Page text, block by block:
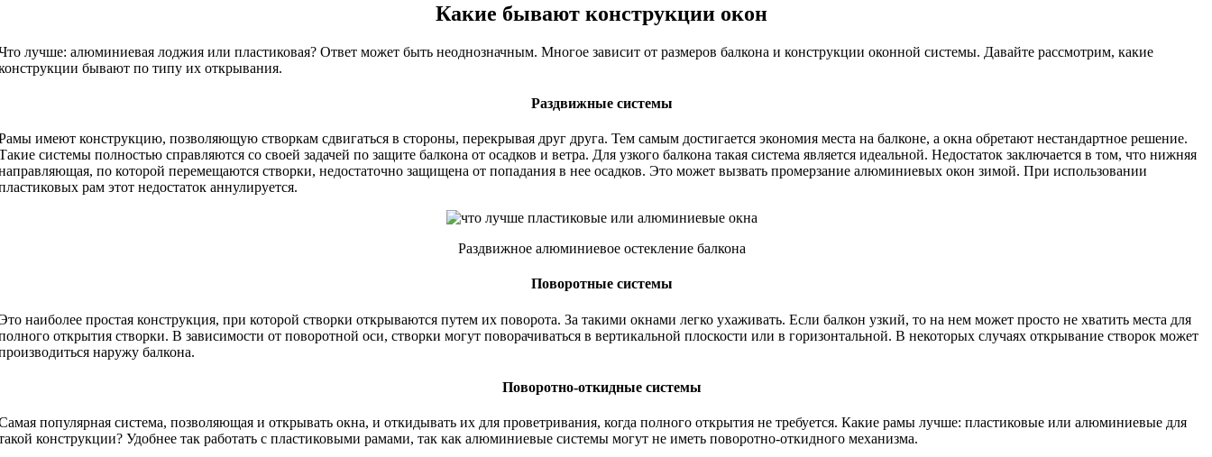
Какие бывают конструкции окон
лучше: алюминиевая лоджия или пластиковая? Ответ может быть неоднозначным. Многое зависит от размеров балкона и конструкции оконной системы. Давайте рассмотрим, какие
бывают по типу их открывания.
Раздвижные системы
имеют конструкцию, позволяющую створкам сдвигаться в стороны, перекрывая друг друга. Тем самым достигается экономия места на балконе, а окна обретают нестандартное решение.
системы полностью справляются со своей задачей по защите балкона от осадков и ветра. Для узкого балкона такая система является идеальной. Недостаток заключается в том, что нижняя
по которой перемещаются створки, недостаточно защищена от попадания в нее осадков. Это может вызвать промерзание алюминиевых окон зимой. При использовании
рам этот недостаток аннулируется.
Раздвижное алюминиевое остекление балкона
Поворотные системы
наиболее простая конструкция, при которой створки открываются путем их поворота. За такими окнами легко ухаживать. Если балкон узкий, то на нем может просто не хватить места для
открытия створки. В зависимости от поворотной оси, створки могут поворачиваться в вертикальной плоскости или в горизонтальной. В некоторых случаях открывание створок может
наружу балкона.
Поворотно-откидные системы
популярная система, позволяющая и открывать окна, и откидывать их для проветривания, когда полного открытия не требуется. Какие рамы лучше: пластиковые или алюминиевые для
конструкции? Удобнее так работать с пластиковыми рамами, так как алюминиевые системы могут не иметь поворотно-откидного механизма.